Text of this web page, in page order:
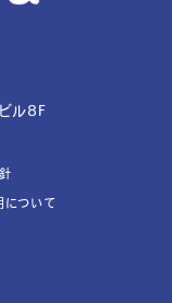
ル8F
ついて